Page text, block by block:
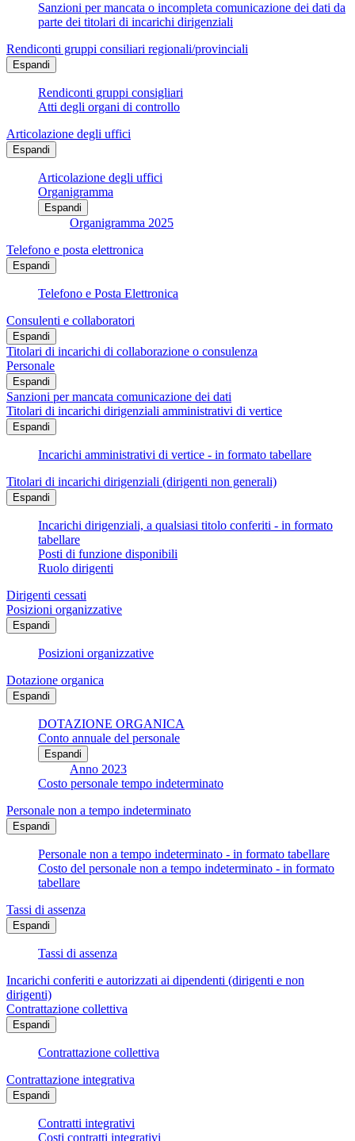
Sanzioni per mancata o incompleta comunicazione dei dati da
parte dei titolari di incarichi dirigenziali
Rendiconti gruppi consiliari regionali/provinciali
Espandi
Rendiconti gruppi consigliari
Atti degli organi di controllo
Articolazione degli uffici
Espandi
Articolazione degli uffici
Organigramma
Espandi
Organigramma 2025
Telefono e posta elettronica
Espandi
Telefono e Posta Elettronica
Consulenti e collaboratori
Espandi
Titolari di incarichi di collaborazione o consulenza
Personale
Espandi
Sanzioni per mancata comunicazione dei dati
Titolari di incarichi dirigenziali amministrativi di vertice
Espandi
Incarichi amministrativi di vertice - in formato tabellare
Titolari di incarichi dirigenziali (dirigenti non generali)
Espandi
Incarichi dirigenziali, a qualsiasi titolo conferiti - in formato
tabellare
Posti di funzione disponibili
Ruolo dirigenti
Dirigenti cessati
Posizioni organizzative
Espandi
Posizioni organizzative
Dotazione organica
Espandi
DOTAZIONE ORGANICA
Conto annuale del personale
Espandi
Anno 2023
Costo personale tempo indeterminato
Personale non a tempo indeterminato
Espandi
Personale non a tempo indeterminato - in formato tabellare
Costo del personale non a tempo indeterminato - in formato
tabellare
Tassi di assenza
Espandi
Tassi di assenza
Incarichi conferiti e autorizzati ai dipendenti (dirigenti e non
dirigenti)
Contrattazione collettiva
Espandi
Contrattazione collettiva
Contrattazione integrativa
Espandi
Contratti integrativi
Costi contratti integrativi